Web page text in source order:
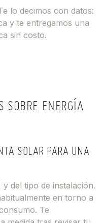
lo decimos con datos:
y te entregamos una
sin costo.
SOBRE ENERGÍA
SOLAR PARA UNA
del tipo de instalación.
en torno a
Te